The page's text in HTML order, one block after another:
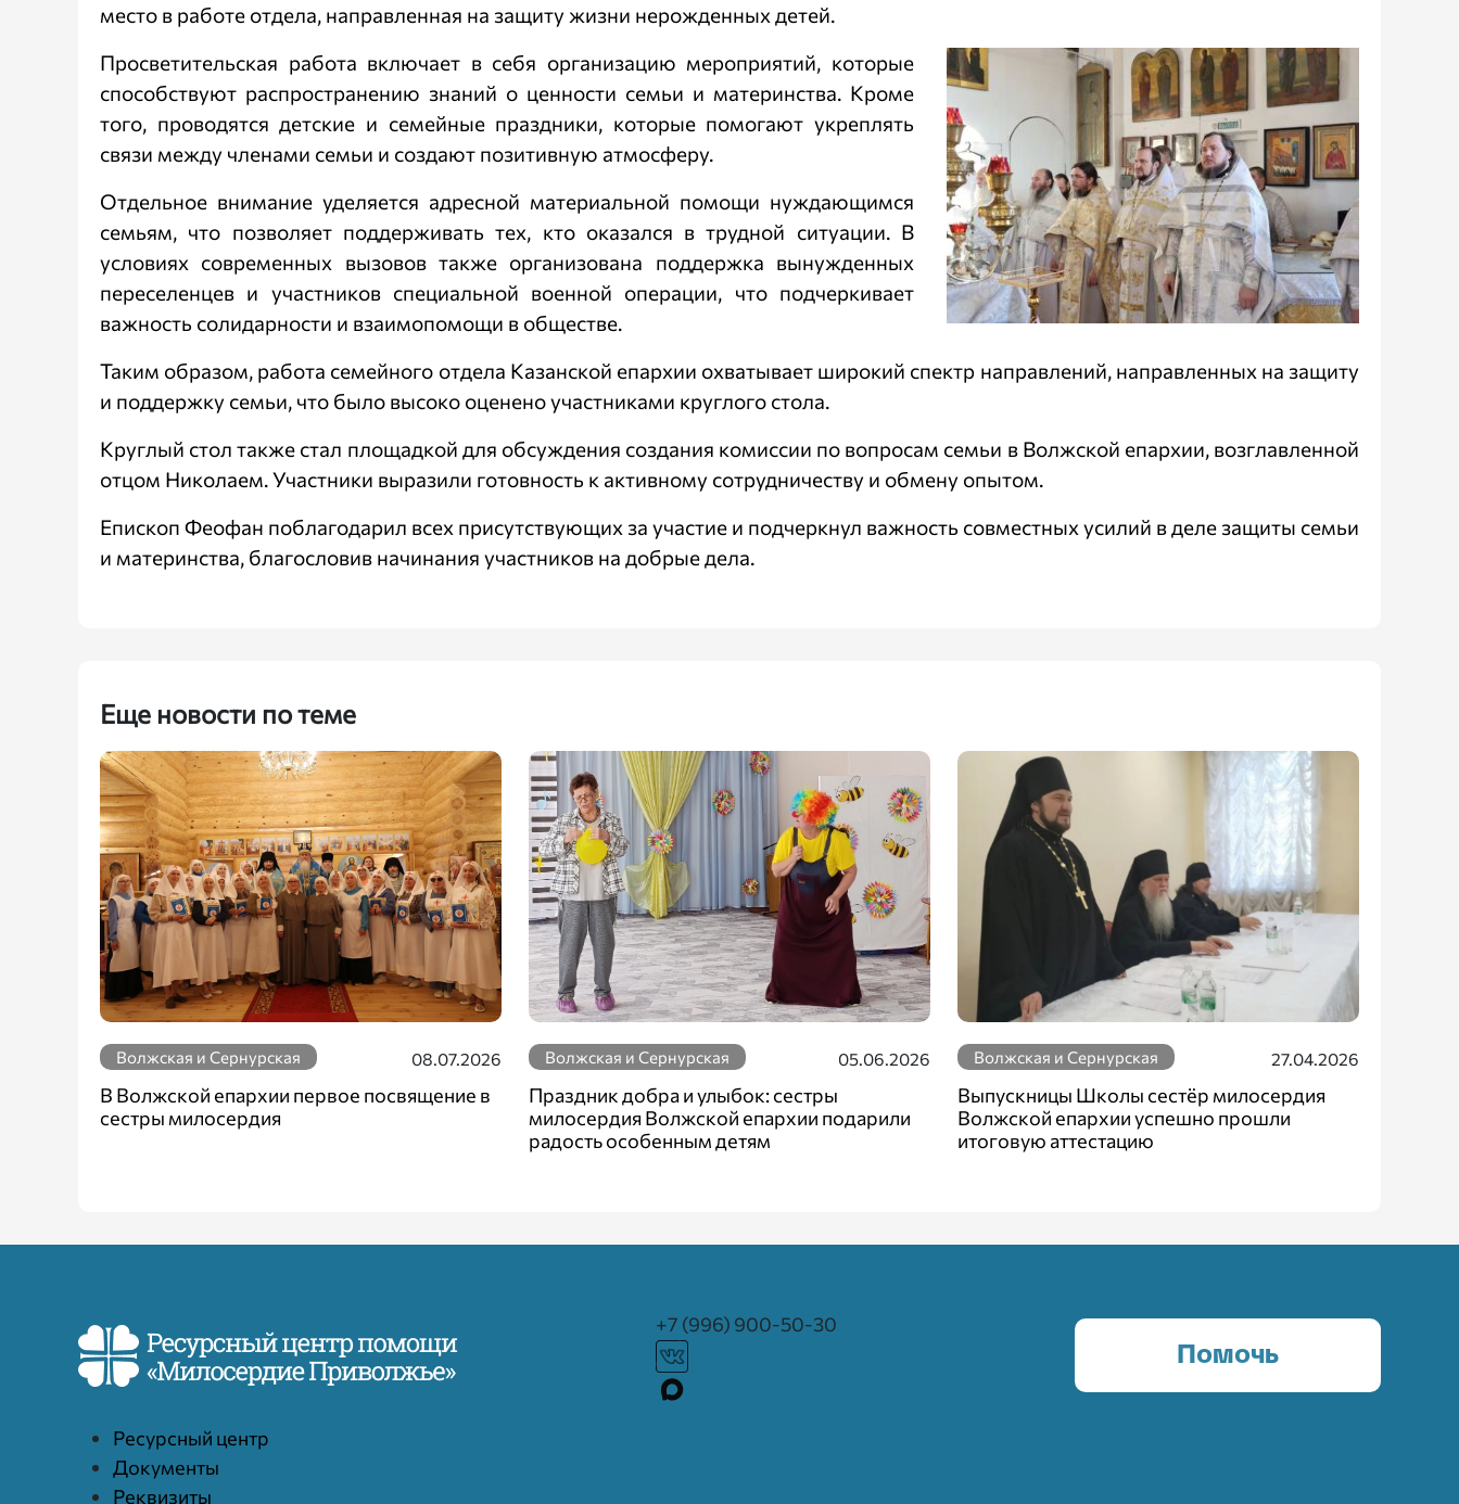
место в работе отдела, направленная на защиту жизни нерожденных детей.
Просветительская работа включает в себя организацию мероприятий, которые
способствуют распространению знаний о ценности семьи и материнства. Кроме
того, проводятся детские и семейные праздники, которые помогают укреплять
связи между членами семьи и создают позитивную атмосферу.
Отдельное внимание уделяется адресной материальной помощи нуждающимся
семьям, что позволяет поддерживать тех, кто оказался в трудной ситуации. В
условиях современных вызовов также организована поддержка вынужденных
переселенцев и участников специальной военной операции, что подчеркивает
важность солидарности и взаимопомощи в обществе.
Таким образом, работа семейного отдела Казанской епархии охватывает широкий спектр направлений, направленных на защиту
и поддержку семьи, что было высоко оценено участниками круглого стола.
Круглый стол также стал площадкой для обсуждения создания комиссии по вопросам семьи в Волжской епархии, возглавленной
отцом Николаем. Участники выразили готовность к активному сотрудничеству и обмену опытом.
Епископ Феофан поблагодарил всех присутствующих за участие и подчеркнул важность совместных усилий в деле защиты семьи
и материнства, благословив начинания участников на добрые дела.
Еще новости по теме
Волжская и Сернурская 08.07.2026
В Волжской епархии первое посвящение в
сестры милосердия
Волжская и Сернурская 05.06.2026
Праздник добра и улыбок: сестры
милосердия Волжской епархии подарили
радость особенным детям
Волжская и Сернурская 27.04.2026
Выпускницы Школы сестёр милосердия
Волжской епархии успешно прошли
итоговую аттестацию
+7 (996) 900-50-30
Помочь
Ресурcный центр
Документы
Реквизиты